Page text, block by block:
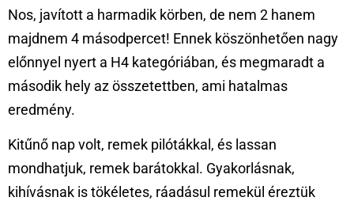
Nos, javított a harmadik körben, de nem 2 hanem
majdnem 4 másodpercet! Ennek köszönhetően nagy
előnnyel nyert a H4 kategóriában, és megmaradt a
második hely az összetettben, ami hatalmas
eredmény.
Kitűnő nap volt, remek pilótákkal, és lassan
mondhatjuk, remek barátokkal. Gyakorlásnak,
kihívásnak is tökéletes, ráadásul remekül éreztük